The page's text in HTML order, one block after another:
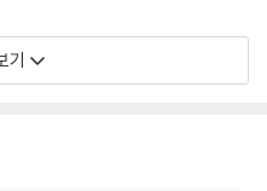
이 들여다보고, 다른 사람의 삶의
을 갖추는 길은 하나님의 온전하심
정이다. 이는 무거운 짐이 아닌, 창
라가며, 아름답게 변화될 우리의
기